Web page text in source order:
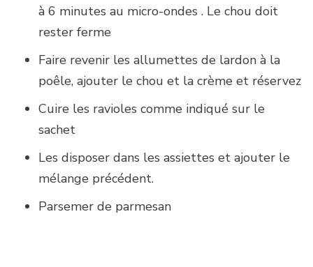
à 6 minutes au micro-ondes . Le chou doit
rester ferme
Faire revenir les allumettes de lardon à la
poêle, ajouter le chou et la crème et réservez
Cuire les ravioles comme indiqué sur le
sachet
Les disposer dans les assiettes et ajouter le
mélange précédent.
Parsemer de parmesan